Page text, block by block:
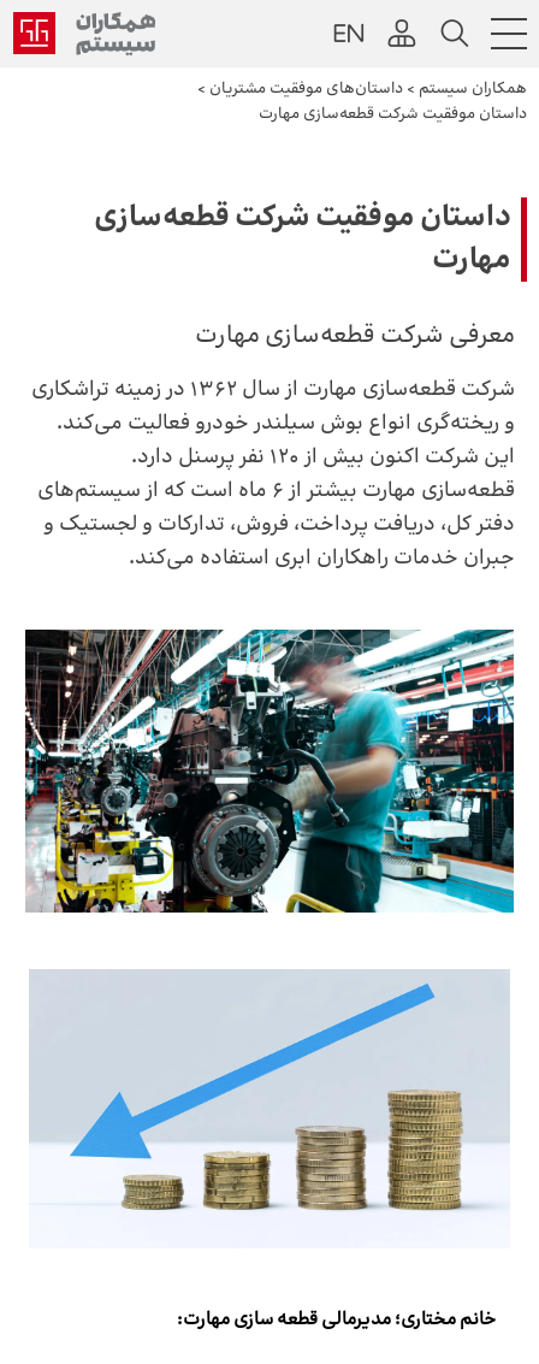
همکاران سیستم > داستان‌های موفقیت مشتریان >
داستان موفقیت شرکت قطعه‌سازی مهارت
داستان موفقیت شرکت قطعه‌سازی
مهارت
معرفی شرکت قطعه‌سازی مهارت
شرکت قطعه‌سازی مهارت از سال 1362 در زمینه تراشکاری
و ریخته‌گری انواع بوش سیلندر خودرو فعالیت می‌کند.
این شرکت اکنون بیش از 120 نفر پرسنل دارد.
قطعه‌سازی مهارت بیشتر از 6 ماه است که از سیستم‌های
دفتر کل، دریافت پرداخت، فروش، تدارکات و لجستیک و
جبران خدمات راهکاران ابری استفاده می‌کند.
خانم مختاری؛ مدیرمالی قطعه سازی مهارت: